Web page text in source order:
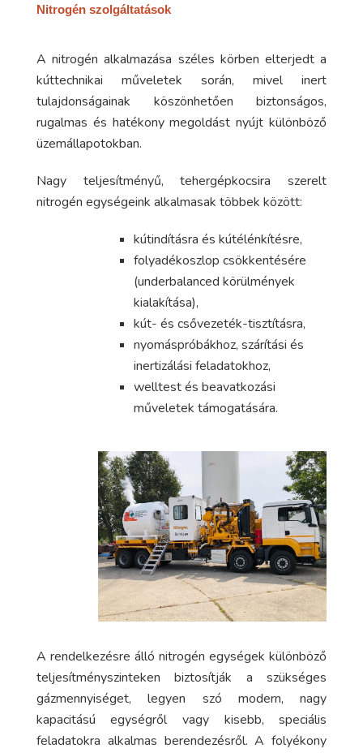
Nitrogén szolgáltatások
A nitrogén alkalmazása széles körben elterjedt a
kúttechnikai műveletek során, mivel inert
tulajdonságainak köszönhetően biztonságos,
rugalmas és hatékony megoldást nyújt különböző
üzemállapotokban.
Nagy teljesítményű, tehergépkocsira szerelt
nitrogén egységeink alkalmasak többek között:
kútindításra és kútélénkítésre,
folyadékoszlop csökkentésére
(underbalanced körülmények
kialakítása),
kút- és csővezeték-tisztításra,
nyomáspróbákhoz, szárítási és
inertizálási feladatokhoz,
welltest és beavatkozási
műveletek támogatására.
A rendelkezésre álló nitrogén egységek különböző
teljesítményszinteken biztosítják a szükséges
gázmennyiséget, legyen szó modern, nagy
kapacitású egységről vagy kisebb, speciális
feladatokra alkalmas berendezésről. A folyékony